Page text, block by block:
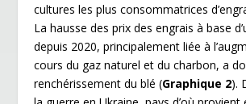
cultures les plus consommatrices
La hausse des prix des engrais à base
depuis 2020, principalement liée à
cours du gaz naturel et du charbon, a
renchérissement du blé (Graphique 2).